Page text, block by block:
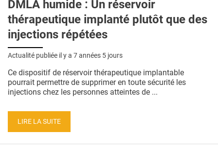
E-REVUE SAD
THÉMA
L'APP
PUBLICITÉ
CONTACT
liste
DMLA humide : Un réservoir
thérapeutique implanté plutôt que des
injections répétées
Actualité publiée il y a 7 années 5 jours
Ce dispositif de réservoir thérapeutique implantable
pourrait permettre de supprimer en toute sécurité les
injections chez les personnes atteintes de ...
LIRE LA SUITE